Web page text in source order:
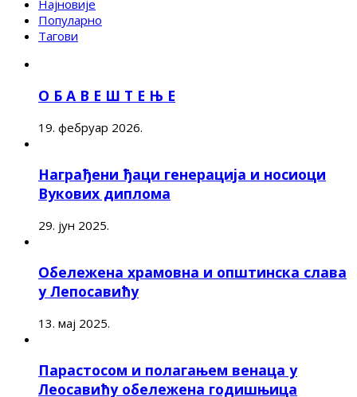
Најновије
Популарно
Тагови
О Б А В Е Ш Т Е Њ Е
19. фебруар 2026.
Награђени ђаци генерација и носиоци
Вукових диплома
29. јун 2025.
Обележена храмовна и општинска слава
у Лепосавићу
13. мај 2025.
Парастосом и полагањем венаца у
Леосавићу обележена годишњица